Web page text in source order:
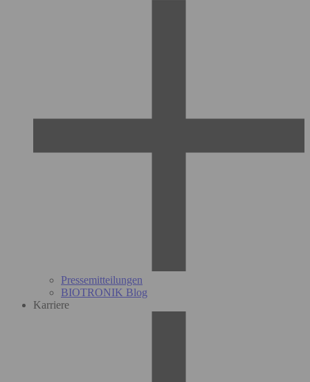
Pressemitteilungen
BIOTRONIK Blog
Karriere